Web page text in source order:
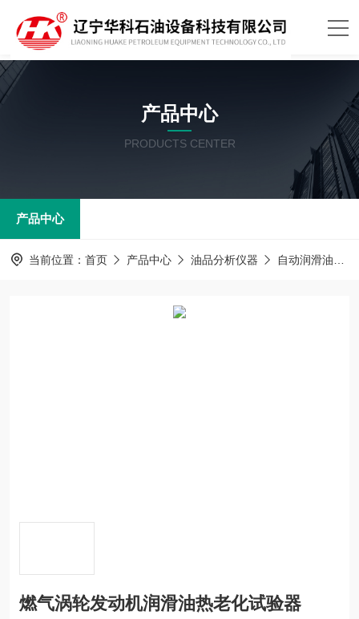
产品中心
PRODUCTS CENTER
产品中心
当前位置： 首页 产品中心 油品分析仪器 自动润滑油蒸发损失测定器
燃气涡轮发动机润滑油热老化试验器